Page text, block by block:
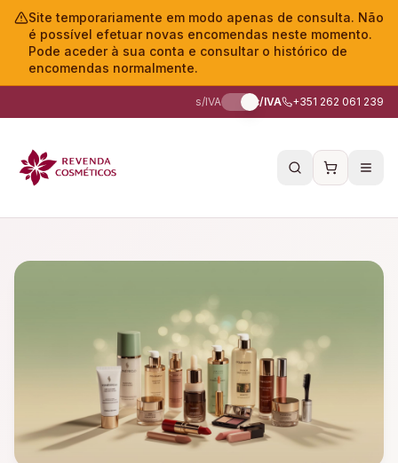
Site temporariamente em modo apenas de consulta. Não
é possível efetuar novas encomendas neste momento.
Pode aceder à sua conta e consultar o histórico de
encomendas normalmente.
s/IVA c/IVA +351 262 061 239